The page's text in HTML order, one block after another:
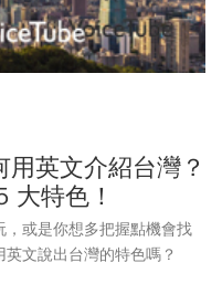
英文介紹台灣？
大特色！
或是你想多把握點機會找
文說出台灣的特色嗎？